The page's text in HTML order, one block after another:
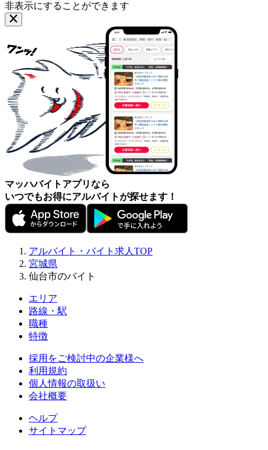
非表示にすることができます
マッハバイトアプリなら
いつでもお得にアルバイトが探せます！
アルバイト・バイト求人TOP
宮城県
仙台市のバイト
エリア
路線・駅
職種
特徴
採用をご検討中の企業様へ
利用規約
個人情報の取扱い
会社概要
ヘルプ
サイトマップ